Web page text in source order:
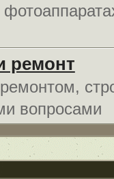
ремонт
вопросами